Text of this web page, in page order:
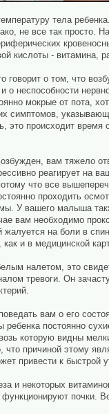
тела
не все так просто.
кислоты - витамина,
говорит о том, что
о неспособности
мокрые от пота,
симптомов,
это происходит
вам тяжело
реагирует на
что все
проходить
У вашего малыша
вам необходимо
на боли в
и в медицинской
налетом, это
тревоги. Он
вам о его
постоянно
которую видны
причиной этому
привести к быстрой
и некоторых
почки.